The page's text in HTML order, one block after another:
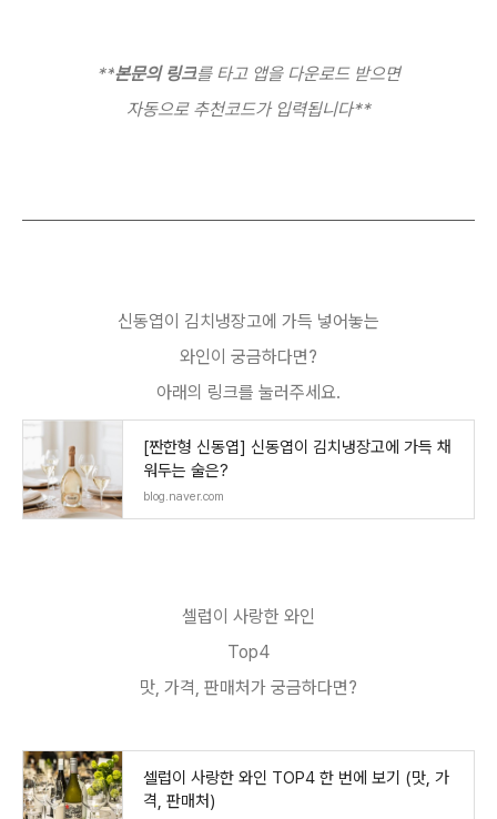
**본문의 링크를 타고 앱을 다운로드 받으면
자동으로 추천코드가 입력됩니다**
신동엽이 김치냉장고에 가득 넣어놓는
와인이 궁금하다면?
아래의 링크를 눌러주세요.
[짠한형 신동엽] 신동엽이 김치냉장고에 가득 채
워두는 술은?
blog.naver.com
셀럽이 사랑한 와인
Top4
맛, 가격, 판매처가 궁금하다면?
셀럽이 사랑한 와인 TOP4 한 번에 보기 (맛, 가
격, 판매처)